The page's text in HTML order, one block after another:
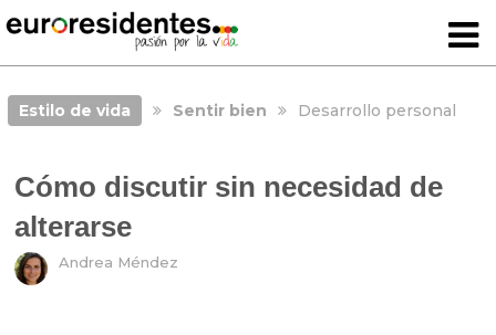
Estilo de vida Sentir bien Desarrollo personal
Cómo discutir sin necesidad de
alterarse
Andrea Méndez